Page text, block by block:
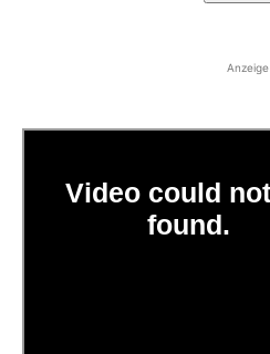
Anzeige